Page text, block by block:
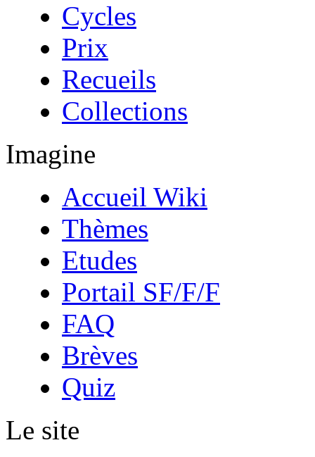
Cycles
Prix
Recueils
Collections
Imagine
Accueil Wiki
Thèmes
Etudes
Portail SF/F/F
FAQ
Brèves
Quiz
Le site